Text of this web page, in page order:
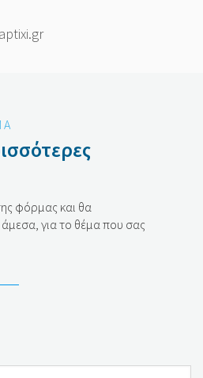
φόρμας και θα
για το θέμα που σας